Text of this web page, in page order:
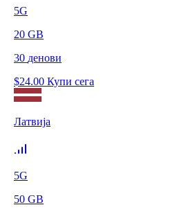
5G
20 GB
30 денови
$24.00 Купи сега
Латвија
5G
50 GB